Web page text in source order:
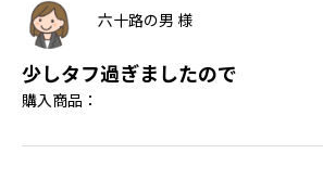
六十路の男 様
少しタフ過ぎましたので
購入商品：